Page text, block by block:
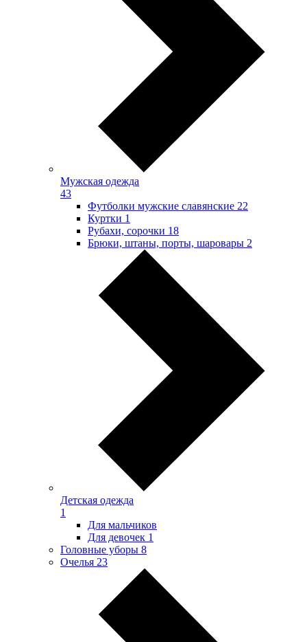
Мужская одежда
43
Футболки мужские славянские 22
Куртки 1
Рубахи, сорочки 18
Брюки, штаны, порты, шаровары 2
Детская одежда
1
Для мальчиков
Для девочек 1
Головные уборы 8
Очелья 23